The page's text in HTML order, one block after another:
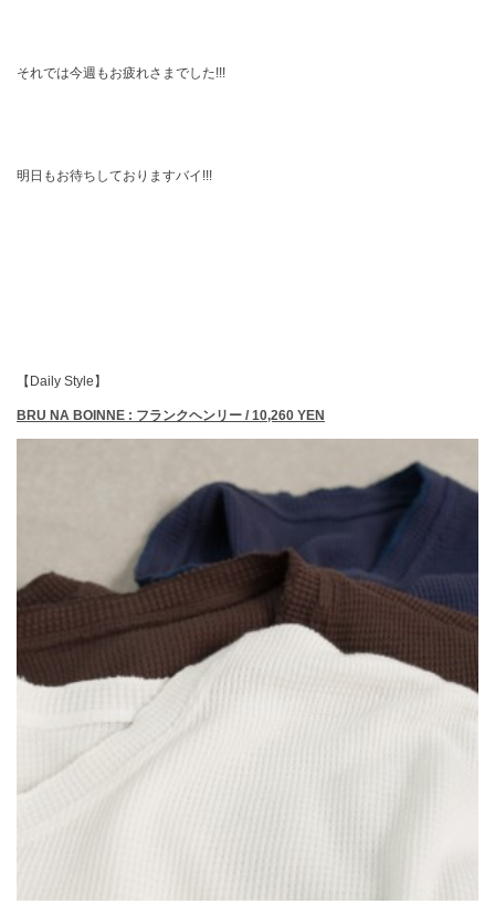
それでは今週もお疲れさまでした!!!
明日もお待ちしておりますバイ!!!
【Daily Style】
BRU NA BOINNE : フランクヘンリー / 10,260 YEN